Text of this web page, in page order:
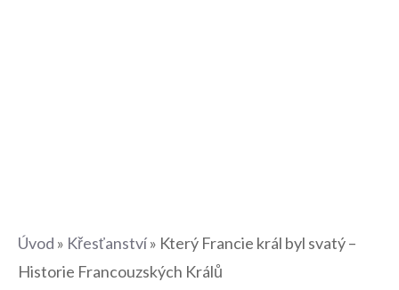
Úvod » Křesťanství» Který Francie král byl svatý –
Historie Francouzských Králů